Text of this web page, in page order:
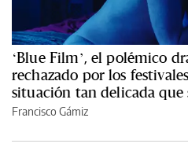
‘Blue Film’, el polémico
rechazado por los
situación tan delicada que
Francisco Gámiz